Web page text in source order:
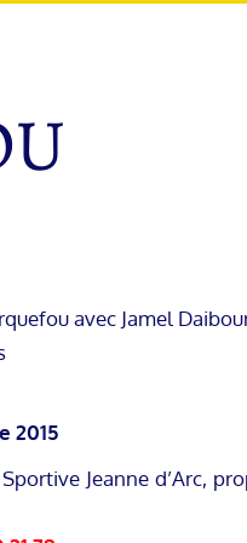
avec Jamel
2015
Jeanne d’Arc,